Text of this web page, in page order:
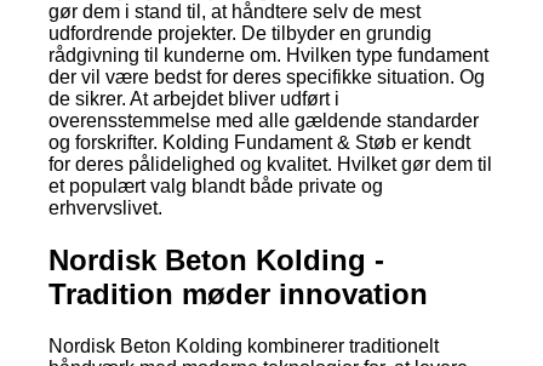
gør dem i stand til, at håndtere selv de mest
udfordrende projekter. De tilbyder en grundig
rådgivning til kunderne om. Hvilken type fundament
der vil være bedst for deres specifikke situation. Og
de sikrer. At arbejdet bliver udført i
overensstemmelse med alle gældende standarder
og forskrifter. Kolding Fundament & Støb er kendt
for deres pålidelighed og kvalitet. Hvilket gør dem til
et populært valg blandt både private og
erhvervslivet.
Nordisk Beton Kolding -
Tradition møder innovation
Nordisk Beton Kolding kombinerer traditionelt